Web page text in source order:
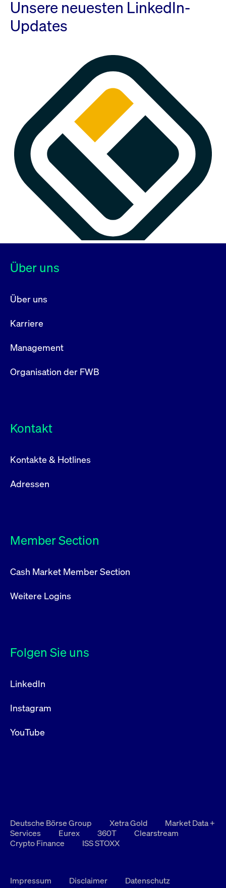
Unsere neuesten LinkedIn-
Updates
Über uns
Über uns
Karriere
Management
Organisation der FWB
Kontakt
Kontakte & Hotlines
Adressen
Member Section
Cash Market Member Section
Weitere Logins
Folgen Sie uns
LinkedIn
Instagram
YouTube
Deutsche Börse Group Xetra Gold
Market Data +
Services
Eurex 360T
Clearstream
Crypto Finance
ISS STOXX
Impressum Disclaimer
Datenschutz